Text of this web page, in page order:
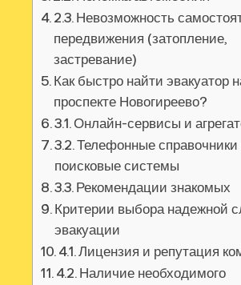
2.3. Невозможность
передвижения (затопление,
застревание)
Как быстро найти эвакуатор
проспекте Новогиреево?
3.1. Онлайн-сервисы и
3.2. Телефонные справочники
поисковые системы
3.3. Рекомендации знакомых
Критерии выбора надежной
эвакуации
4.1. Лицензия и репутация
4.2. Наличие необходимого